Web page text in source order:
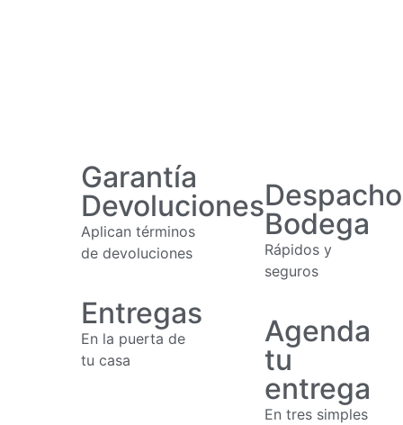
Garantía
Devoluciones
Aplican términos
de devoluciones
Bodega
Rápidos y
seguros
Entregas
En la puerta de
tu casa
Agenda
tu
entrega
En tres simples